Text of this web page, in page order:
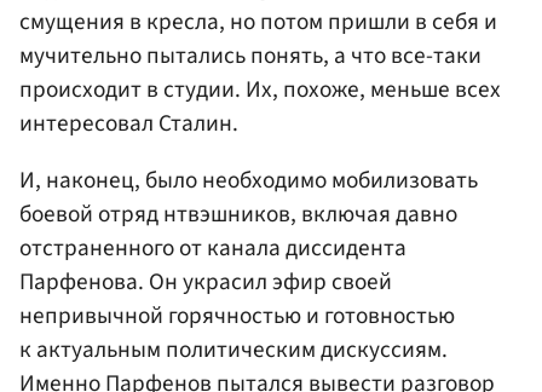
смущения в кресла, но потом пришли в себя и
мучительно пытались понять, а что все-таки
происходит в студии. Их, похоже, меньше всех
интересовал Сталин.
И, наконец, было необходимо мобилизовать
боевой отряд нтвэшников, включая давно
отстраненного от канала диссидента
Парфенова. Он украсил эфир своей
непривычной горячностью и готовностью
к актуальным политическим дискуссиям.
Именно Парфенов пытался вывести разговор